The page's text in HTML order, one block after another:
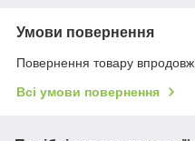
Умови повернення
Повернення товару
Всі умови повернення